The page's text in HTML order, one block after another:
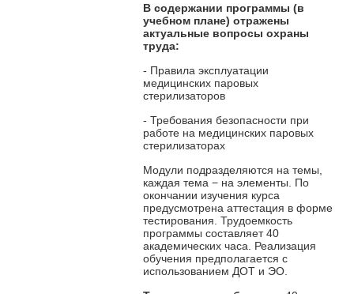
В содержании программы (в
учебном плане) отражены
актуальные вопросы охраны
труда:
- Правила эксплуатации
медицинских паровых
стерилизаторов
- Требования безопасности при
работе на медицинских паровых
стерилизаторах
Модули подразделяются на темы,
каждая тема − на элементы. По
окончании изучения курса
предусмотрена аттестация в форме
тестирования. Трудоемкость
программы составляет 40
академических часа. Реализация
обучения предполагается с
использованием ДОТ и ЭО.